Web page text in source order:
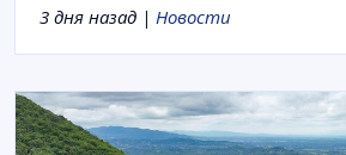
3 дня назад | Новости